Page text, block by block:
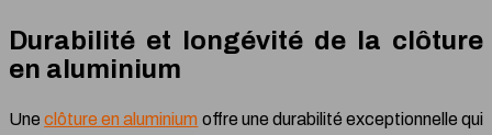
Durabilité et longévité de la clôture
en aluminium
Uneclôture en aluminium offre une durabilité exceptionnelle qui